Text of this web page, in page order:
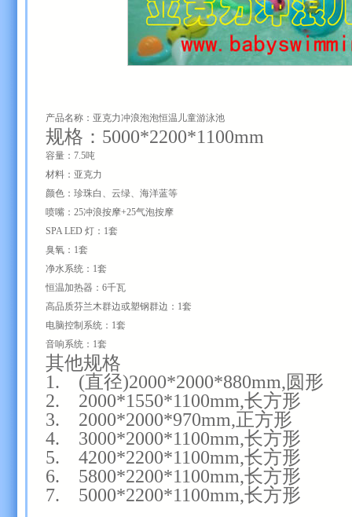
产品名称：亚克力冲浪泡泡恒温儿童游泳池
规格：5000*2200*1100mm
容量：7.5吨
材料：亚克力
颜色：珍珠白、云绿、海洋蓝等
喷嘴：25冲浪按摩+25气泡按摩
SPA LED 灯：1套
臭氧：1套
净水系统：1套
恒温加热器：6千瓦
高品质芬兰木群边或塑钢群边：1套
电脑控制系统：1套
音响系统：1套
其他规格
1. (直径)2000*2000*880mm,圆形
2. 2000*1550*1100mm,长方形
3. 2000*2000*970mm,正方形
4. 3000*2000*1100mm,长方形
5. 4200*2200*1100mm,长方形
6. 5800*2200*1100mm,长方形
7. 5000*2200*1100mm,长方形